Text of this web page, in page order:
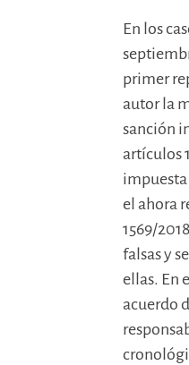
En los
primer
autor la
sanción
artículos
el ahora
1569/
falsas y
ellas. En
acuerdo